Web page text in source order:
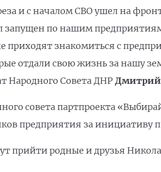
и с началом СВО ушел на
запущен по нашим
приходят знакомиться с
отдали свою жизнь за нашу
Народного Совета ДНР Дмитрий
совета партпроекта
предприятия за инициативу
прийти родные и друзья